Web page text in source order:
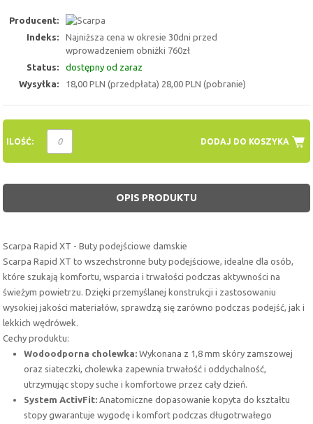
Producent:
Indeks:
Najniższa cena w okresie 30dni przed
wprowadzeniem obniżki 760zł
Status:
dostępny od zaraz
Wysyłka:
18,00 PLN (przedpłata) 28,00 PLN (pobranie)
DODAJ DO KOSZYKA
ILOŚĆ:
OPIS PRODUKTU
Scarpa Rapid XT - Buty podejściowe damskie
Scarpa Rapid XT to wszechstronne buty podejściowe, idealne dla osób,
które szukają komfortu, wsparcia i trwałości podczas aktywności na
świeżym powietrzu. Dzięki przemyślanej konstrukcji i zastosowaniu
wysokiej jakości materiałów, sprawdzą się zarówno podczas podejść, jak i
lekkich wędrówek.
Cechy produktu:
Wodoodporna cholewka: Wykonana z 1,8 mm skóry zamszowej
oraz siateczki, cholewka zapewnia trwałość i oddychalność,
utrzymując stopy suche i komfortowe przez cały dzień.
System ActivFit: Anatomiczne dopasowanie kopyta do kształtu
stopy gwarantuje wygodę i komfort podczas długotrwałego